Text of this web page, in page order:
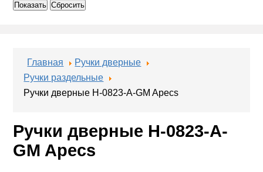
Показать Сбросить
Главная
Ручки дверные
Ручки раздельные
Ручки дверные H-0823-A-GM Apecs
Ручки дверные H-0823-A-
GM Apecs